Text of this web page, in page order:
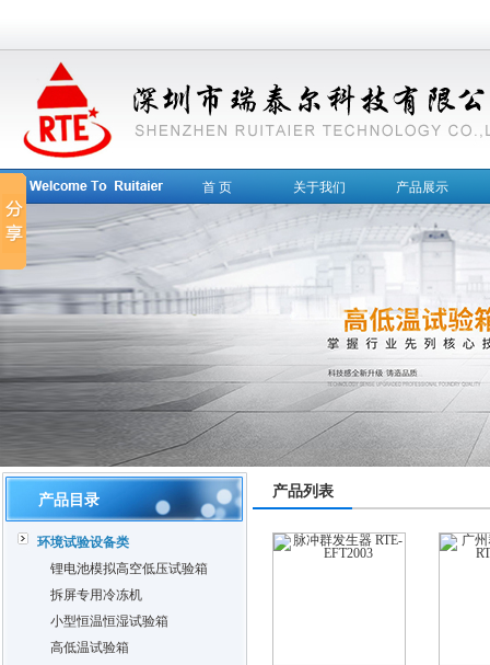
首 页 关于我们 产品展示
产品列表
产品目录
环境试验设备类
锂电池模拟高空低压试验箱
拆屏专用冷冻机
小型恒温恒湿试验箱
高低温试验箱